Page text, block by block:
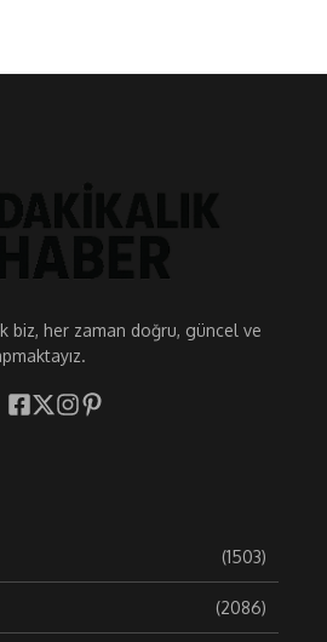
biz, her zaman doğru, güncel ve
(1503)
(2086)